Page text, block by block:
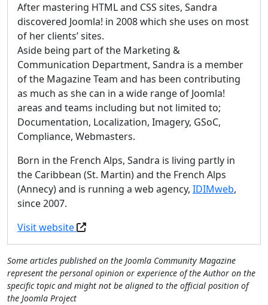
After mastering HTML and CSS sites, Sandra
discovered Joomla! in 2008 which she uses on most
of her clients’ sites.
Aside being part of the Marketing &
Communication Department, Sandra is a member
of the Magazine Team and has been contributing
as much as she can in a wide range of Joomla!
areas and teams including but not limited to;
Documentation, Localization, Imagery, GSoC,
Compliance, Webmasters.
Born in the French Alps, Sandra is living partly in
the Caribbean (St. Martin) and the French Alps
(Annecy) and is running a web agency, IDIMweb,
since 2007.
Visit website
Some articles published on the Joomla Community Magazine
represent the personal opinion or experience of the Author on the
specific topic and might not be aligned to the official position of
the Joomla Project